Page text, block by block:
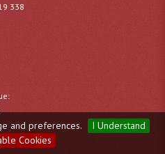
and preferences.
I Understand
Cookies
338